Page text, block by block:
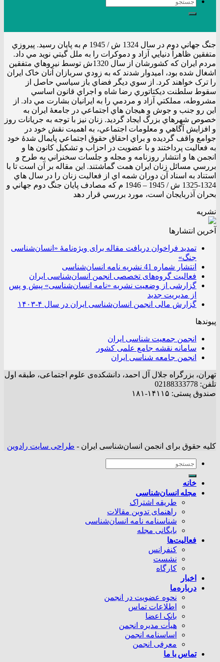
جنگ جهاني دوم در سال 1324 ش / 1945 م به پايان رسيد. پيروزي
متفقين ظاهراً دنيايي آزاد و دموکرات را به ملل گيتي نويد مي داد.
مردم ايران که کشورشان از سال 1320ش توسط نيروهاي متفقين
اشغال شده بود، اميدوار شدند که به زودي سربازان آنان خاک ايران
را ترک خواهند کرد. از سوي ديگر فضاي باز سياسي حاصل از
سقوط سلطنت ديکتاتوري رضا شاه و اجراي قانون اساسي
مشروطه، مملکتي آزاد و مردمي را به ايرانيان بشارت مي داد. از
اين رو جنب و جوش و هيجان هاي اجتماعي در جامعۀ ايران به
خصوص شهرهاي بزرگ ايجاد گرديد. زنان نيز با توجه به جريانات روز
و افزايش آگاهي و معلومات اجتماعي، به اهميت نقش خود در
جوامع واقف گرديده و براي احقاق حقوق اجتماعي پايمال شدۀ خود
به فعاليت پرداختند و با عضويت در احزاب و تشکيل کانون ها و
انجمن ها و انتشار روزنامه و مجله و جلسات سخنراني به طرح و
بررسي مسائل زنان ايران همت گماشتند. اين مقاله بر آن است تا با
استناد به اسناد آن دوران شمه اي از فعاليت زنان را در سال هاي
1324-1325 ش / 1945 – 1946 م که مصادف پايان جنگ دوم جهاني و
بحران آذربايجان است، مورد بررسي قرار دهد
نشریه
آخرین انتشار‌ها
تمدید فراخوان دریافت مقاله برای ویژه‌نامۀ «انسان‌شناسی
جنگ»
انتشار شماره 41 نشریه نامه انسان‌شناسی
فعالیت گروه‌های تخصصی انجمن انسان‌شناسی ایران
گزارشی از وضعیت نشریه «نامه انسان‌شناسی» پیش و پس
از مدیریت جدید
گزارش مالی انجمن انسان‌شناسی ایران در سال ۴-۱۴۰۳
پیوندها
انجمن جمعیت شناسی ایران
سامانه نقشه جامع علمی کشور
انجمن جامعه شناسی ایران
تهران، بزرگراه جلال آل احمد، دانشکده‌ی علوم اجتماعی، طبقه اول
تلفن: 02188333778
صندوق پستی: ۱۴۱۱۵-۱۸۱
کلیه حقوق برای انجمن انسان‌شناسی ایران - طراحی سایت رادوین
خانه
مجله انسان‌شناسی
طریقه اشتراک
راهنمای تدوین مقالات
شناسنامه نامه انسان‌شناسی
بایگانی مجله
فعالیت‌ها
کنفرانس
نشست
کارگاه
اخبار
درباره‌ما
نحوه عضویت در انجمن
اطلاعات تماس
بانک اعضا
هیأت مدیره انجمن
اساسنامه انجمن
معرفی انجمن
تماس با ما